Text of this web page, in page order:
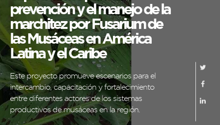
Sobre FONTAGRO
FONTAGRO es un mecanismo de
cooperación único que fomenta la
inversión en innovación en el sector
agroalimentario de América Latina y El
prevención y el manejo de la
marchitez por Fusarium de
las Musáceas en América
Latina y el Caribe
Este proyecto promueve escenarios para el
intercambio, capacitación y fortalecimiento
entre diferentes actores de los sistemas
productivos de musáceas en la región.